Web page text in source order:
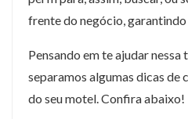
frente do negócio, garantindo
Pensando em te ajudar
separamos algumas dicas de
do seu motel. Confira abaixo!